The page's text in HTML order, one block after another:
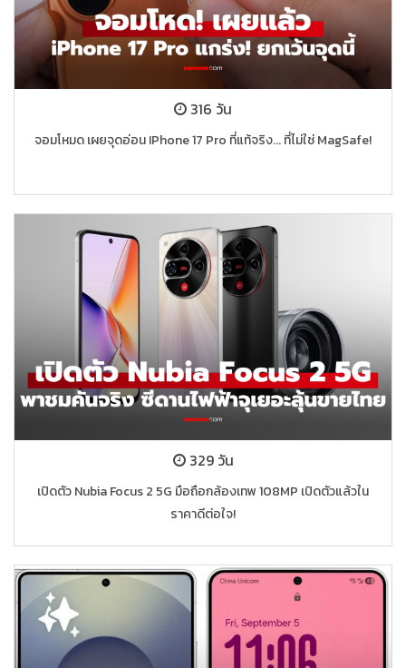
316 วัน
จอมโหมด เผยจุดอ่อน IPhone 17 Pro ที่แท้จริง... ที่ไม่ใช่ MagSafe!
329 วัน
เปิดตัว Nubia Focus 2 5G มือถือกล้องเทพ 108MP เปิดตัวแล้วใน
ราคาดีต่อใจ!